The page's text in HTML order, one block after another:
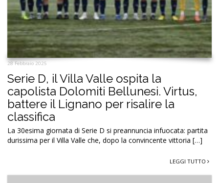
28 Febbraio 2025
Serie D, il Villa Valle ospita la
capolista Dolomiti Bellunesi. Virtus,
battere il Lignano per risalire la
classifica
La 30esima giornata di Serie D si preannuncia infuocata: partita
durissima per il Villa Valle che, dopo la convincente vittoria […]
LEGGI TUTTO